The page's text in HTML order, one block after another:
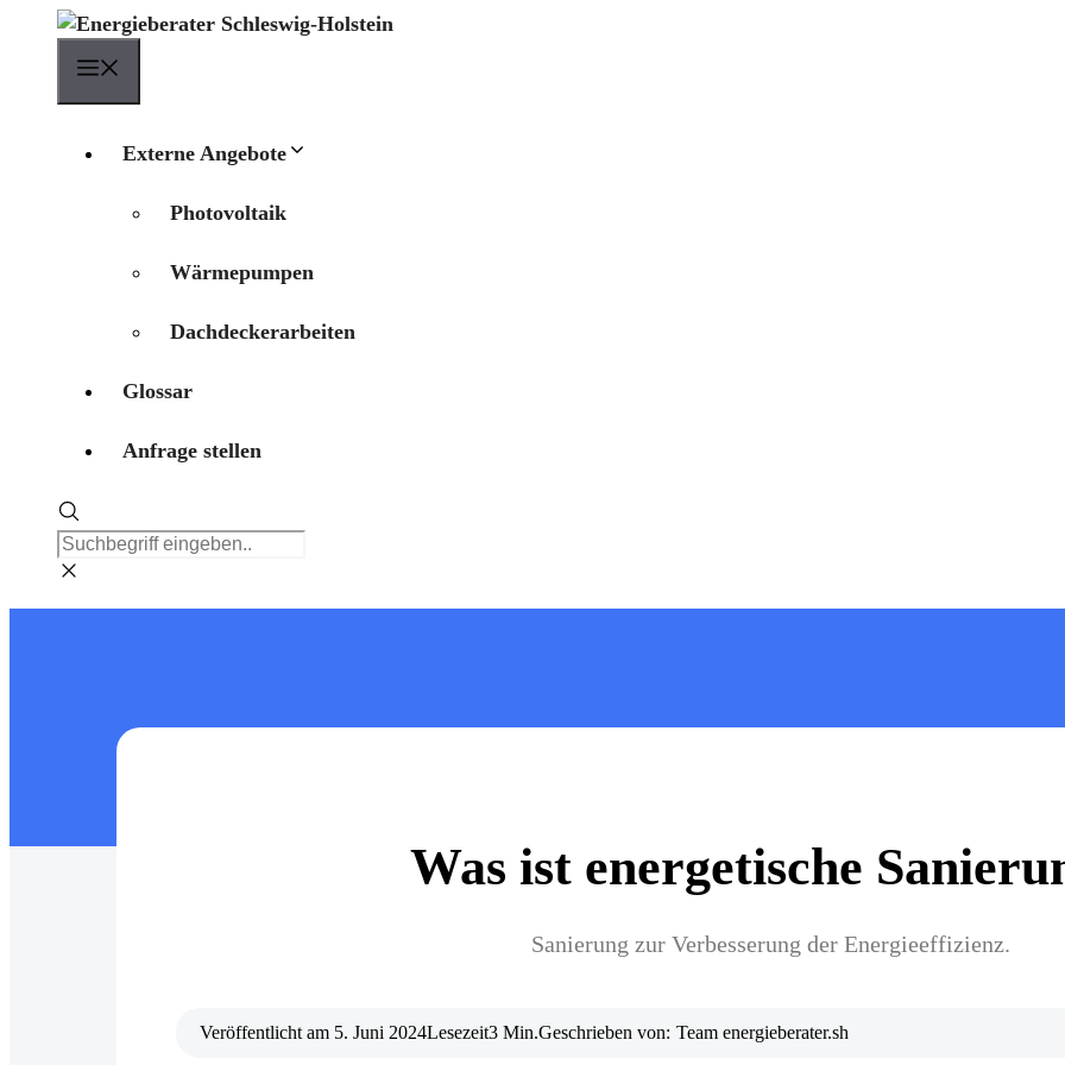
Externe Angebote
Photovoltaik
Wärmepumpen
Dachdeckerarbeiten
Glossar
Anfrage stellen
Was ist energetische
Sanierung zur Verbesserung der Energieeffizienz.
Veröffentlicht am 5. Juni 2024Lesezeit3 Min.Geschrieben von: Team energieberater.sh